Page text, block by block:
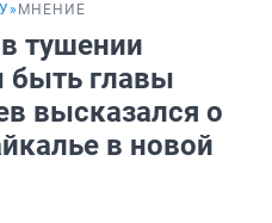
МНЕНИЕ
тушении
главы
высказался о
в новой